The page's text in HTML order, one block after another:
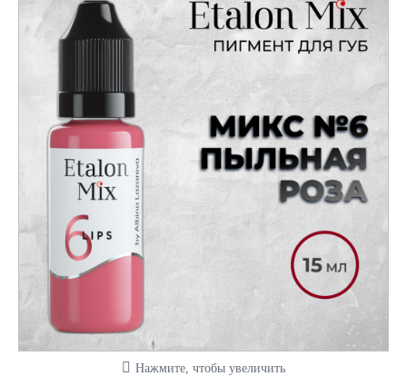
Нажмите, чтобы увеличить